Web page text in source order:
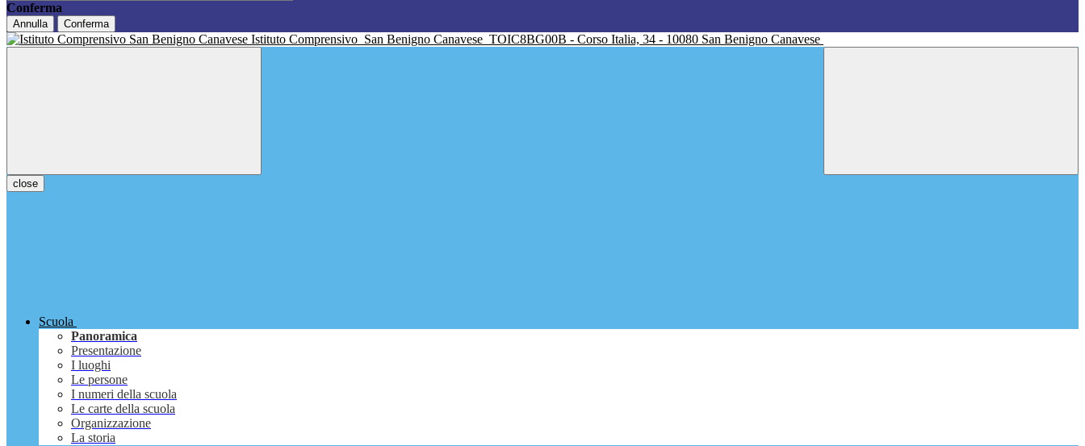
Conferma
Annulla Conferma
Istituto Comprensivo San Benigno Canavese TOIC8BG00B - Corso Italia, 34 - 10080 San Benigno Canavese
close
Scuola
Panoramica
Presentazione
I luoghi
Le persone
I numeri della scuola
Le carte della scuola
Organizzazione
La storia